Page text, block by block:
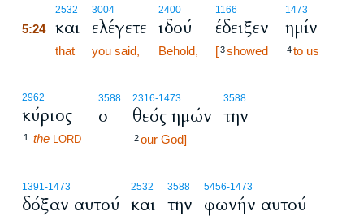
2532
5:24 και
that
3004
ελέγετε
you said,
2400
ιδού
Behold,
1166
έδειξεν
[3showed
1473
ημίν
4to us
2962
κύριος
1 the LORD
3588
ο
2316-1473
θεός ημών
2our God]
3588
την
1391-1473
δόξαν αυτού
2532
και
3588
την
5456-1473
φωνήν αυτού